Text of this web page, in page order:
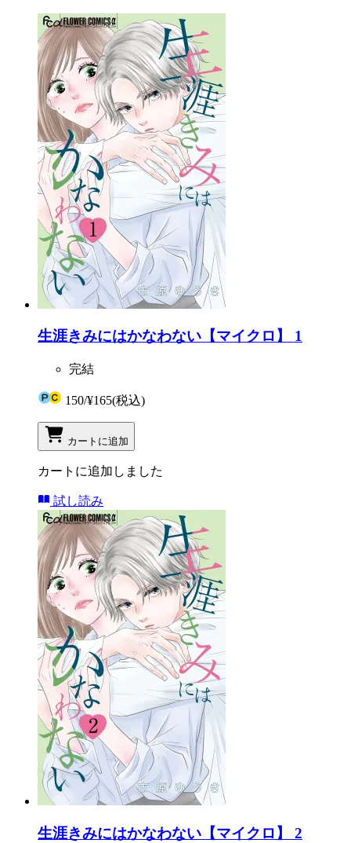
生涯きみにはかなわない【マイクロ】 1
完結
150/¥165(税込)
カートに追加
カートに追加しました
試し読み
生涯きみにはかなわない【マイクロ】 2